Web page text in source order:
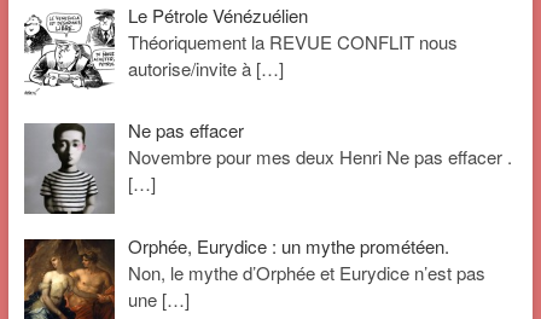
Le Pétrole Vénézuélien
Théoriquement la REVUE CONFLIT nous
autorise/invite à […]
Ne pas effacer
Novembre pour mes deux Henri Ne pas effacer .
[…]
Orphée, Eurydice : un mythe prométéen.
Non, le mythe d’Orphée et Eurydice n’est pas
une […]